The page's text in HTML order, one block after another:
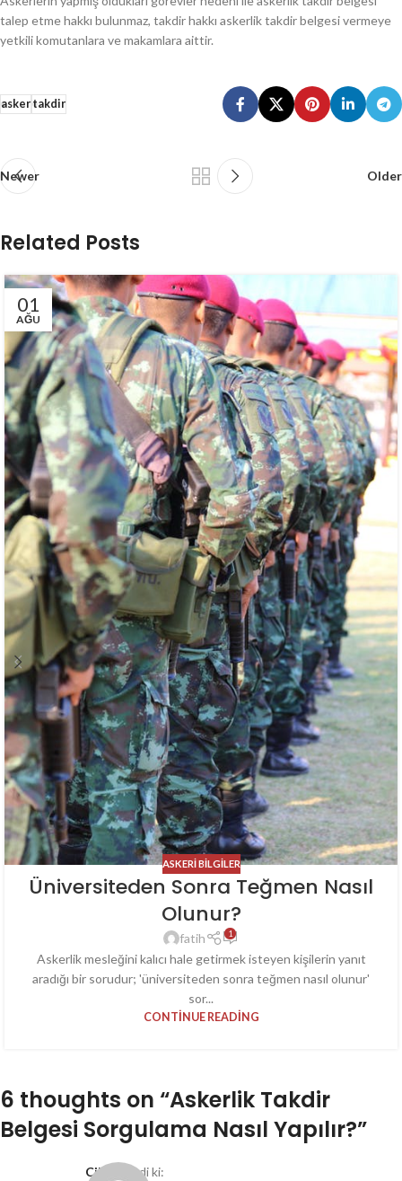
talep etme hakkı bulunmaz, takdir hakkı askerlik takdir belgesi vermeye
yetkili komutanlara ve makamlara aittir.
askertakdir
Newer Older
Related Posts
01
AĞU
ASKERI BILGILER
Üniversiteden Sonra Teğmen Nasıl
Olunur?
fatih 1
Askerlik mesleğini kalıcı hale getirmek isteyen kişilerin yanıt
aradığı bir sorudur; 'üniversiteden sonra teğmen nasıl olunur'
sor...
CONTINUE READING
6 thoughts on “Askerlik Takdir
Belgesi Sorgulama Nasıl Yapılır?”
Cihan
dedi ki: